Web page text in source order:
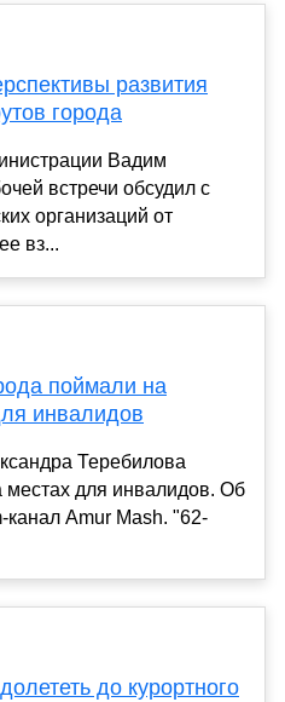
развития
города
Вадим
встречи обсудил с
организаций от
вз...
поймали на
инвалидов
Теребилова
местах для инвалидов. Об
Amur Mash. "62-
до курортного